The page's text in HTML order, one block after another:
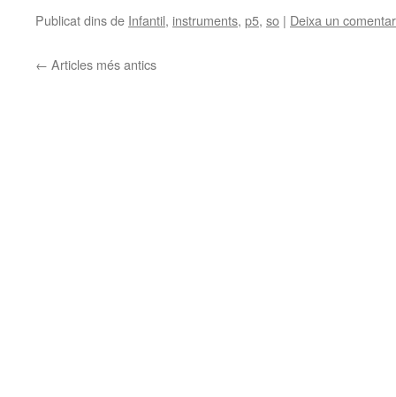
Publicat dins de Infantil, instruments, p5, so | Deixa un
← Articles més antics